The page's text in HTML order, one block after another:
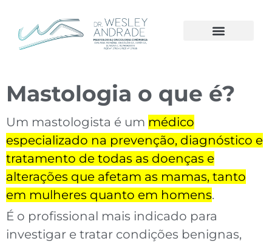
Mastologia o que é?
Um mastologista é um médico
especializado na prevenção, diagnóstico e
tratamento de todas as doenças e
alterações que afetam as mamas, tanto
em mulheres quanto em homens.
É o profissional mais indicado para
investigar e tratar condições benignas,